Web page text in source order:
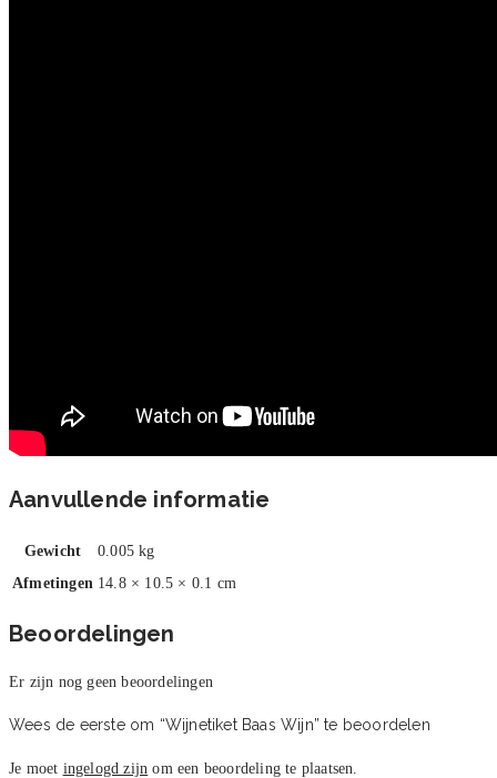
Aanvullende informatie
Gewicht
0.005 kg
Afmetingen 14.8 × 10.5 × 0.1 cm
Beoordelingen
Er zijn nog geen beoordelingen
Wees de eerste om “Wijnetiket Baas Wijn” te beoordelen
Je moet ingelogd zijn om een beoordeling te plaatsen.